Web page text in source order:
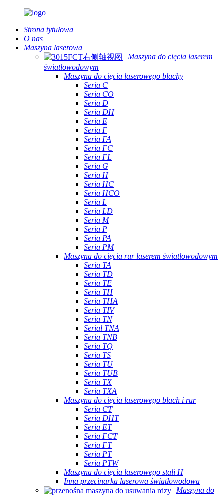
Strona tytułowa
O nas
Maszyna laserowa
Maszyna do cięcia laserem
światłowodowym
Maszyna do cięcia laserowego blachy
Seria C
Seria CO
Seria D
Seria DH
Seria E
Seria F
Seria FA
Seria FC
Seria FL
Seria G
Seria H
Seria HC
Seria HCO
Seria L
Seria LD
Seria M
Seria P
Seria PA
Seria PM
Maszyna do cięcia rur laserem światłowodowym
Seria TA
Seria TD
Seria TE
Seria TH
Seria THA
Seria TIV
Seria TN
Serial TNA
Seria TNB
Seria TQ
Seria TS
Seria TU
Seria TUB
Seria TX
Seria TXA
Maszyna do cięcia laserowego blach i rur
Seria CT
Seria DHT
Seria ET
Seria FCT
Seria FT
Seria PT
Seria PTW
Maszyna do cięcia laserowego stali H
Inna przecinarka laserowa światłowodowa
Maszyna do